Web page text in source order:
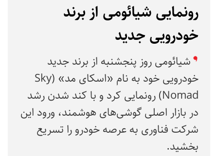
رونمایی شیائومی از برند
خودرویی جدید
شیائومی روز پنجشنبه از برند جدید
خودرویی خود به نام «اسکای مد» (Sky
Nomad) رونمایی کرد و با کند شدن رشد
در بازار اصلی گوشی‌های هوشمند، ورود این
شرکت فناوری به عرصه خودرو را تسریع
بخشید.